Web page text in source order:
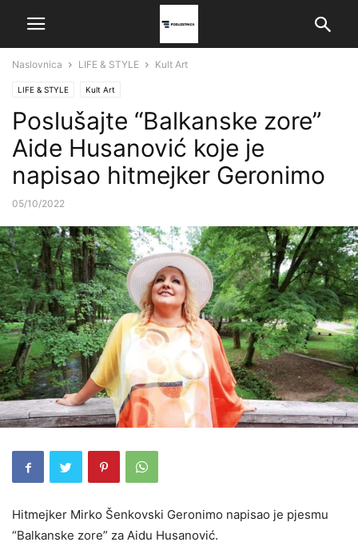
Naslovnica LIFE & STYLE Kult Art
LIFE & STYLE Kult Art
Poslušajte “Balkanske zore”
Aide Husanović koje je
napisao hitmejker Geronimo
05/10/2022
Hitmejker Mirko Šenkovski Geronimo napisao je pjesmu
“Balkanske zore” za Aidu Husanović.